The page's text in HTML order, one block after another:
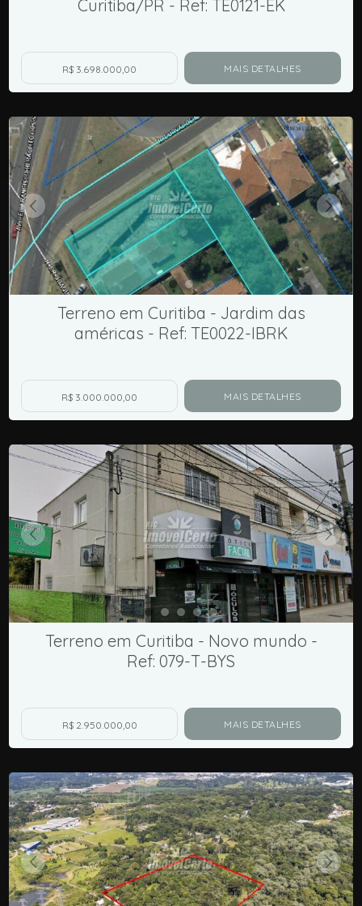
Curitiba/PR - Ref: TE0121-EK
R$ 3.698.000,00 MAIS DETALHES
Terreno em Curitiba - Jardim das
américas - Ref: TE0022-IBRK
R$ 3.000.000,00 MAIS DETALHES
Terreno em Curitiba - Novo mundo -
Ref: 079-T-BYS
R$ 2.950.000,00 MAIS DETALHES